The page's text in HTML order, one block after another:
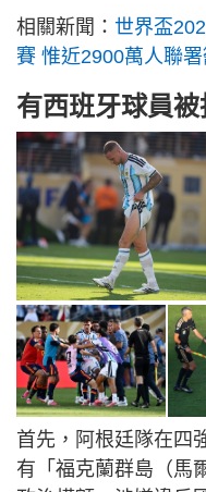
相關新聞： 世界盃
賽 惟近2900萬人聯
有西班牙球員
首先，阿根廷隊在四
有「福克蘭群島（馬